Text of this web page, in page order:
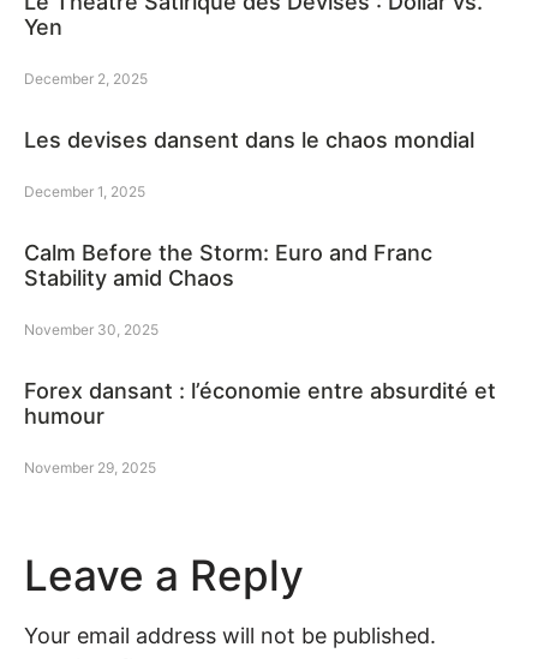
Yen
December 2, 2025
Les devises dansent dans le chaos mondial
December 1, 2025
Calm Before the Storm: Euro and Franc
Stability amid Chaos
November 30, 2025
Forex dansant : l’économie entre absurdité et
humour
November 29, 2025
Leave a Reply
Your email address will not be published.